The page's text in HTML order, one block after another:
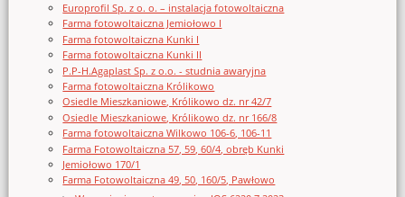
Europrofil Sp. z o. o. – instalacja fotowoltaiczna
Farma fotowoltaiczna Jemiołowo I
Farma fotowoltaiczna Kunki I
Farma fotowoltaiczna Kunki II
P.P-H.Agaplast Sp. z o.o. - studnia awaryjna
Farma fotowoltaiczna Królikowo
Osiedle Mieszkaniowe, Królikowo dz. nr 42/7
Osiedle Mieszkaniowe, Królikowo dz. nr 166/8
Farma fotowoltaiczna Wilkowo 106-6, 106-11
Farma Fotowoltaiczna 57, 59, 60/4, obręb Kunki
Jemiołowo 170/1
Farma Fotowoltaiczna 49, 50, 160/5, Pawłowo